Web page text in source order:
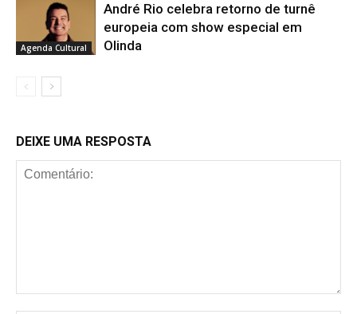
Agenda Cultural
André Rio celebra retorno de turnê
europeia com show especial em
Olinda
DEIXE UMA RESPOSTA